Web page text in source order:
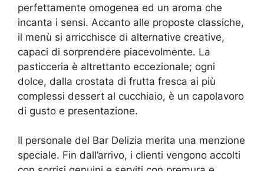
perfettamente omogenea ed un aroma che
incanta i sensi. Accanto alle proposte classiche,
il menù si arricchisce di alternative creative,
capaci di sorprendere piacevolmente. La
pasticceria è altrettanto eccezionale; ogni
dolce, dalla crostata di frutta fresca ai più
complessi dessert al cucchiaio, è un capolavoro
di gusto e presentazione.
Il personale del Bar Delizia merita una menzione
speciale. Fin dall’arrivo, i clienti vengono accolti